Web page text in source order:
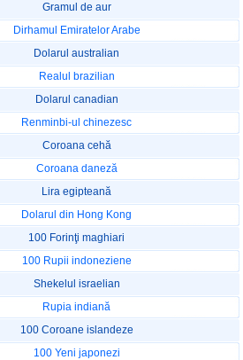
Gramul de aur
Dirhamul Emiratelor Arabe
Dolarul australian
Realul brazilian
Dolarul canadian
Renminbi-ul chinezesc
Coroana cehă
Coroana daneză
Lira egipteană
Dolarul din Hong Kong
100 Forinţi maghiari
100 Rupii indoneziene
Shekelul israelian
Rupia indiană
100 Coroane islandeze
100 Yeni japonezi